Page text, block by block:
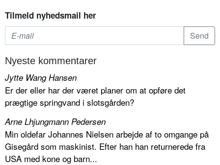
Tilmeld nyhedsmail her
Nyeste kommentarer
Jytte Wang Hansen
Er der eller har der været planer om at opføre det
prægtige springvand i slotsgården?
Arne Lhjungmann Pedersen
Min oldefar Johannes Nielsen arbejde af to omgange på
Gisegård som maskinist. Efter han han returnerede fra
USA med kone og barn...